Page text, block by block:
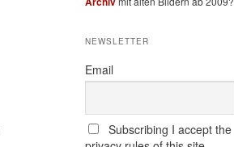
NEWSLETTER
Email
Subscribing I accept the